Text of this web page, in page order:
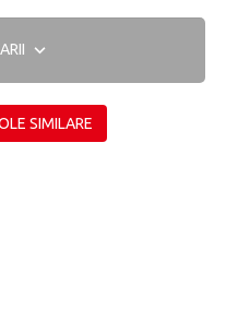
SIMILARE